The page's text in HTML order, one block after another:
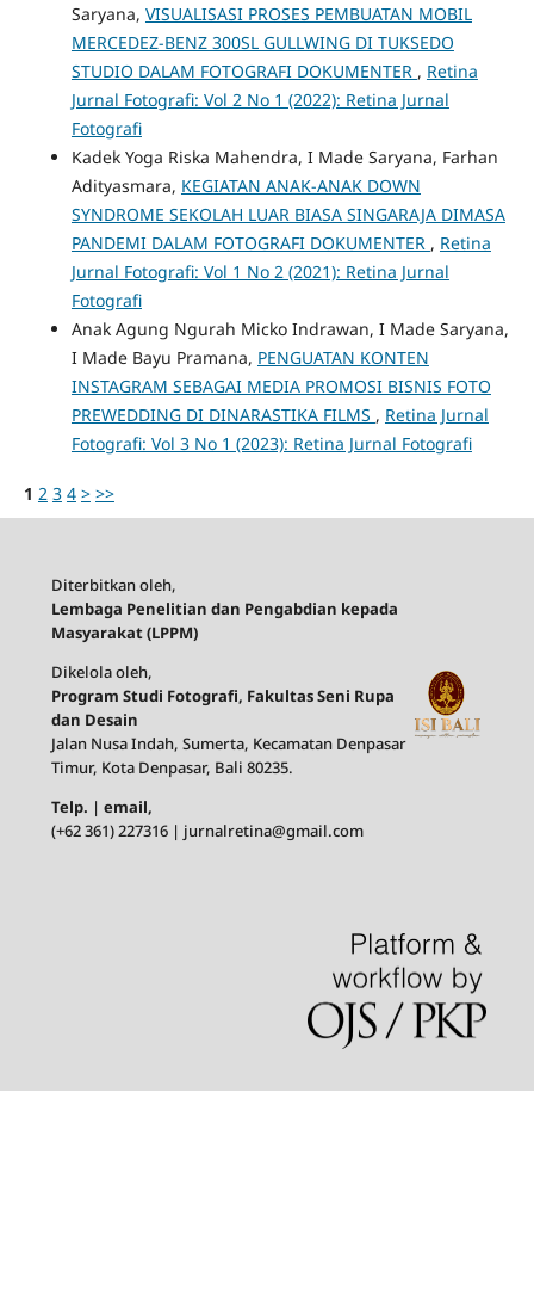
Saryana, VISUALISASI PROSES PEMBUATAN MOBIL
MERCEDEZ-BENZ 300SL GULLWING DI TUKSEDO
STUDIO DALAM FOTOGRAFI DOKUMENTER , Retina
Jurnal Fotografi: Vol 2 No 1 (2022): Retina Jurnal
Fotografi
Kadek Yoga Riska Mahendra, I Made Saryana, Farhan
Adityasmara, KEGIATAN ANAK-ANAK DOWN
SYNDROME SEKOLAH LUAR BIASA SINGARAJA DIMASA
PANDEMI DALAM FOTOGRAFI DOKUMENTER , Retina
Jurnal Fotografi: Vol 1 No 2 (2021): Retina Jurnal
Fotografi
Anak Agung Ngurah Micko Indrawan, I Made Saryana,
I Made Bayu Pramana, PENGUATAN KONTEN
INSTAGRAM SEBAGAI MEDIA PROMOSI BISNIS FOTO
PREWEDDING DI DINARASTIKA FILMS , Retina Jurnal
Fotografi: Vol 3 No 1 (2023): Retina Jurnal Fotografi
1 2 3 4 > >>
Diterbitkan oleh,
Lembaga Penelitian dan Pengabdian kepada
Masyarakat (LPPM)
Dikelola oleh,
Program Studi Fotografi, Fakultas Seni Rupa
dan Desain
Jalan Nusa Indah, Sumerta, Kecamatan Denpasar
Timur, Kota Denpasar, Bali 80235.
Telp. | email,
(+62 361) 227316 | jurnalretina@gmail.com